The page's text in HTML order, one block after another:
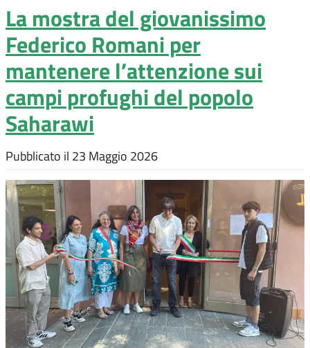
La mostra del giovanissimo
Federico Romani per
mantenere l’attenzione sui
campi profughi del popolo
Saharawi
Pubblicato il 23 Maggio 2026